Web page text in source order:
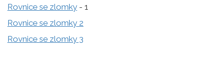
Rovnice se zlomky - 1
Rovnice se zlomky 2
Rovnice se zlomky 3